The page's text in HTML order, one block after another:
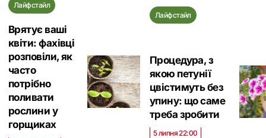
Лайфстайл
Врятує ваші
квіти: фахівці
розповіли, як
часто
потрібно
поливати
рослини у
горщиках
Лайфстайл
Процедура, з
якою петунії
цвістимуть без
упину: що саме
треба зробити
5 липня 22:00